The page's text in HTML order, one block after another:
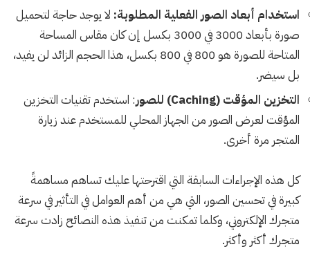
استخدام أبعاد الصور الفعلية المطلوبة: لا يوجد حاجة لتحميل
صورة بأبعاد 3000 في 3000 بكسل إن كان مقاس المساحة
المتاحة للصورة هو 800 في 800 بكسل، هذا الحجم الزائد لن يفيد،
بل سيضر.
التخزين المؤقت (Caching) للصور
: استخدم تقنيات التخزين
المؤقت لعرض الصور من الجهاز المحلي للمستخدم عند زيارة
المتجر مرة أخرى.
كل هذه الإجراءات السابقة التي اقترحتها عليك تساهم مساهمةً
كبيرة في تحسين الصور، التي هي من أهم العوامل في التأثير في سرعة
متجرك الإلكتروني، وكلما تمكنت من تنفيذ هذه النصائح زادت سرعة
متجرك أكثر وأكثر.